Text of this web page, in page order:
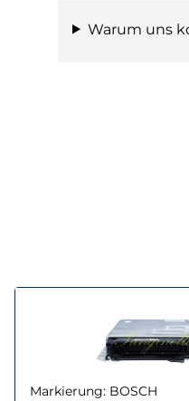
Warum uns
Markierung: BOSCH